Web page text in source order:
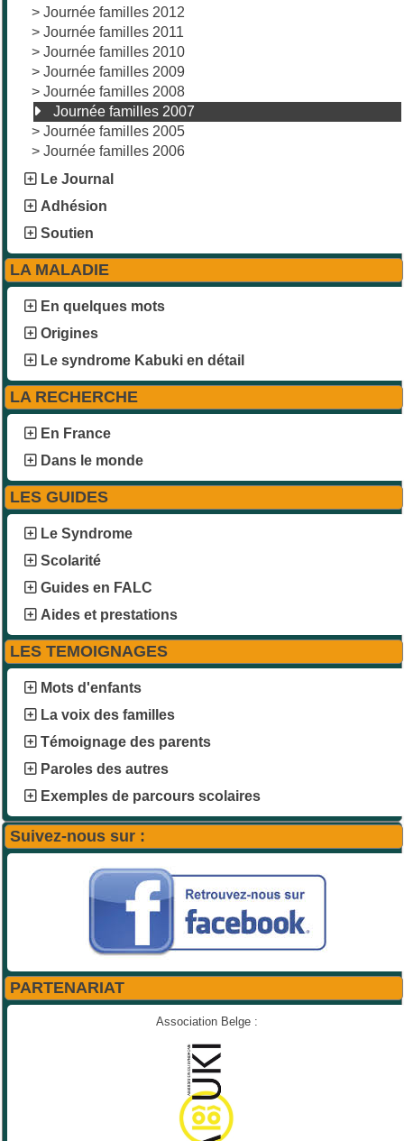
> Journée familles 2012
> Journée familles 2011
> Journée familles 2010
> Journée familles 2009
> Journée familles 2008
Journée familles 2007
> Journée familles 2005
> Journée familles 2006
Le Journal
Adhésion
Soutien
LA MALADIE
En quelques mots
Origines
Le syndrome Kabuki en détail
LA RECHERCHE
En France
Dans le monde
LES GUIDES
Le Syndrome
Scolarité
Guides en FALC
Aides et prestations
LES TEMOIGNAGES
Mots d'enfants
La voix des familles
Témoignage des parents
Paroles des autres
Exemples de parcours scolaires
Suivez-nous sur :
PARTENARIAT
Association Belge :